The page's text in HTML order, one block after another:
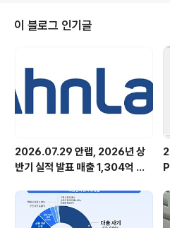
을 대상으로 ‘안랩 개발자 컨퍼런스
elopers Conference 2025)’를 성료했다.
자 컨퍼런스는 안랩 연구개발 인력의 직무 역
식 확장을 위한 행사다. 안랩은 올해 컨퍼런스
‘AI 시대, 안랩 개발자의 다음..
이 블로그 인기글
2026.07.29 안랩, 2026년 상
반기 실적 발표 매출 1,304억 원,